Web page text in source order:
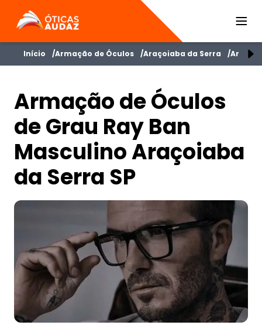
ÓTICAS AUDAZ
Início Armação de Óculos Araçoiaba da Serra
Armação de Óculos
de Grau Ray Ban
Masculino Araçoiaba
da Serra SP